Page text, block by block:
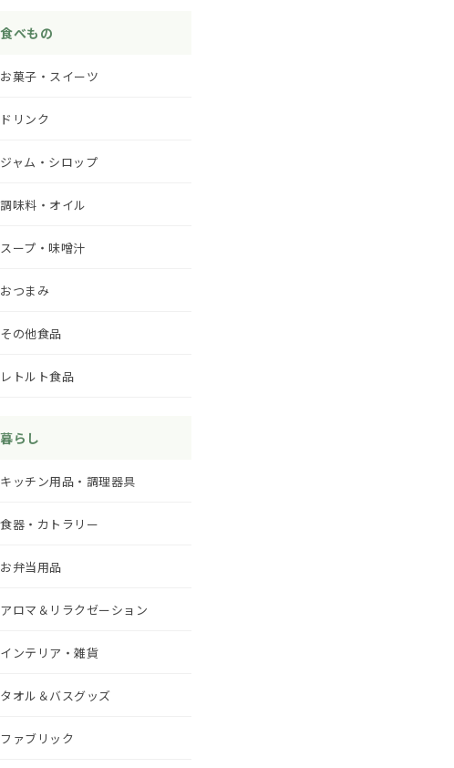
食べもの
お菓子・スイーツ
ドリンク
ジャム・シロップ
調味料・オイル
スープ・味噌汁
おつまみ
その他食品
レトルト食品
暮らし
キッチン用品・調理器具
食器・カトラリー
お弁当用品
アロマ＆リラクゼーション
インテリア・雑貨
タオル＆バスグッズ
ファブリック